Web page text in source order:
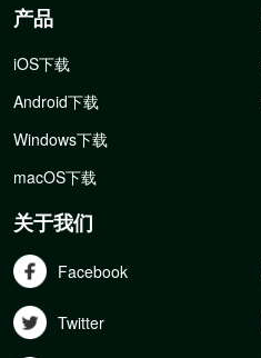
产品
iOS下载
Android下载
Windows下载
macOS下载
关于我们
Facebook
Twitter